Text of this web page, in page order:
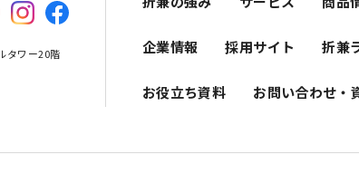
タワー20階
企業情報 採用サイト 折兼
お役立ち資料 お問い合わせ・